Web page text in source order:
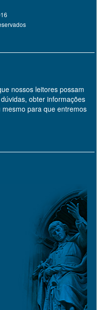
nossos leitores possam
obter informações
para que entremos